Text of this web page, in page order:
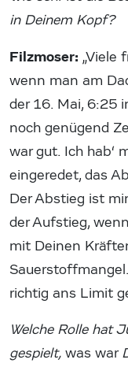
in Deinem Kopf?
Filzmoser: „Viele
wenn man am
der 16. Mai, 6:25
noch genügend
war gut. Ich hab‘
eingeredet, das
Der Abstieg ist
der Aufstieg,
mit Deinen
richtig ans Limit
Welche Rolle hat
gespielt, was war